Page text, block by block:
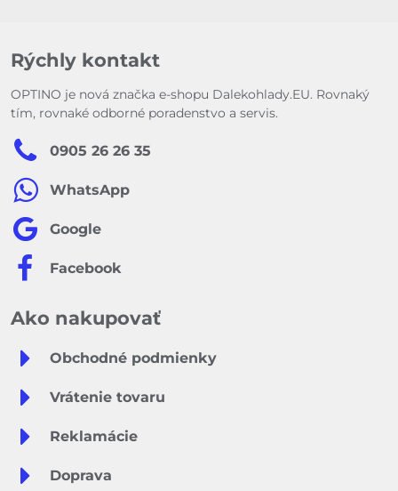
Rýchly kontakt
OPTINO je nová značka e-shopu Dalekohlady.EU. Rovnaký
tím, rovnaké odborné poradenstvo a servis.
0905 26 26 35
WhatsApp
Google
Facebook
Ako nakupovať
Obchodné podmienky
Vrátenie tovaru
Reklamácie
Doprava